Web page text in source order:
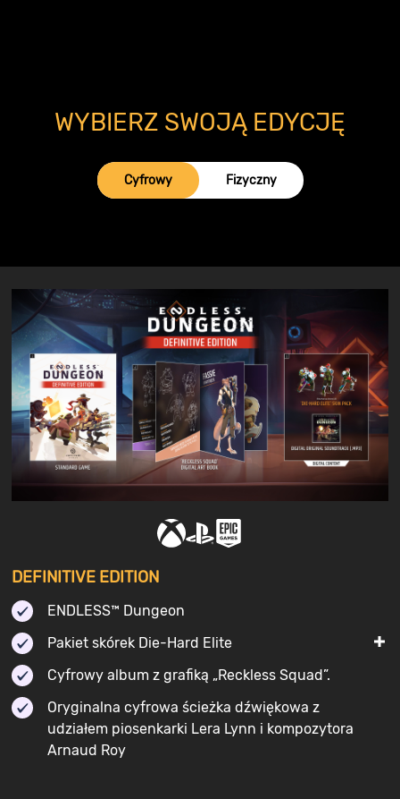
WYBIERZ SWOJĄ EDYCJĘ
Cyfrowy Fizyczny
DEFINITIVE EDITION
ENDLESS™ Dungeon
Pakiet skórek Die-Hard Elite
Cyfrowy album z grafiką „Reckless Squad”.
Oryginalna cyfrowa ścieżka dźwiękowa z
udziałem piosenkarki Lera Lynn i kompozytora
Arnaud Roy